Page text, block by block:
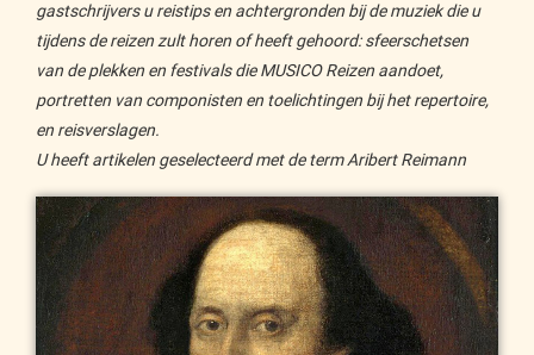
gastschrijvers u reistips en achtergronden bij de muziek die u
tijdens de reizen zult horen of heeft gehoord: sfeerschetsen
van de plekken en festivals die MUSICO Reizen aandoet,
portretten van componisten en toelichtingen bij het repertoire,
en reisverslagen.
U heeft artikelen geselecteerd met de term Aribert Reimann